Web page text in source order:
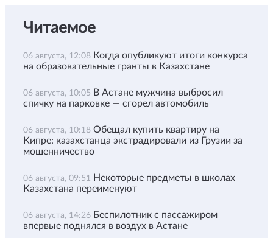
Читаемое
06 августа, 12:08 Когда опубликуют итоги конкурса
на образовательные гранты в Казахстане
06 августа, 10:05 В Астане мужчина выбросил
спичку на парковке — сгорел автомобиль
06 августа, 10:18 Обещал купить квартиру на
Кипре: казахстанца экстрадировали из Грузии за
мошенничество
06 августа, 09:51
Некоторые предметы в школах
Казахстана переименуют
06 августа, 14:26 Беспилотник с пассажиром
впервые поднялся в воздух в Астане